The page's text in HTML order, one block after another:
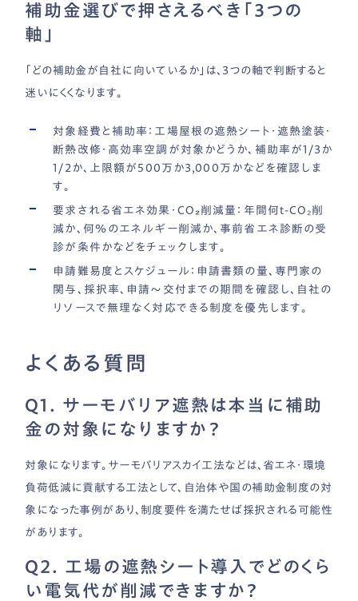
補助金選びで押さえるべき「3つの
軸」
「どの補助金が自社に向いているか」は、3つの軸で判断すると
迷いにくくなります。
対象経費と補助率： 工場屋根の遮熱シート・遮熱塗装・
断熱改修・高効率空調が対象かどうか、補助率が1/3か
1/2か、上限額が500万か3,000万かなどを確認しま
す。
要求される省エネ効果・CO₂削減量： 年間何t-CO₂削
減か、何％のエネルギー削減か、事前省エネ診断の受
診が条件かなどをチェックします。
申請難易度とスケジュール： 申請書類の量、専門家の
関与、採択率、申請〜交付までの期間を確認し、自社の
リソースで無理なく対応できる制度を優先します。
よくある質問
Q1. サーモバリア遮熱は本当に補助
金の対象になりますか？
対象になります。サーモバリアスカイ工法などは、省エネ・環境
負荷低減に貢献する工法として、自治体や国の補助金制度の対
象になった事例があり、制度要件を満たせば採択される可能性
があります。
Q2. 工場の遮熱シート導入でどのくら
い電気代が削減できますか？